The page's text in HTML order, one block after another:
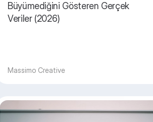
Büyümediğini Gösteren Gerçek
Veriler (2026)
Massimo Creative